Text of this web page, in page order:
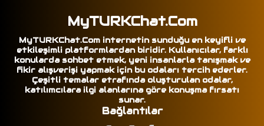
MyTURKChat.Com
MyTURKChat.Com internetin sunduğu en keyifli ve
etkileşimli platformlardan biridir. Kullanıcılar, farklı
konularda sohbet etmek, yeni insanlarla tanışmak ve
fikir alışverişi yapmak için bu odaları tercih ederler.
Çeşitli temalar etrafında oluşturulan odalar,
katılımcılara ilgi alanlarına göre konuşma fırsatı
sunar.
Bağlantılar